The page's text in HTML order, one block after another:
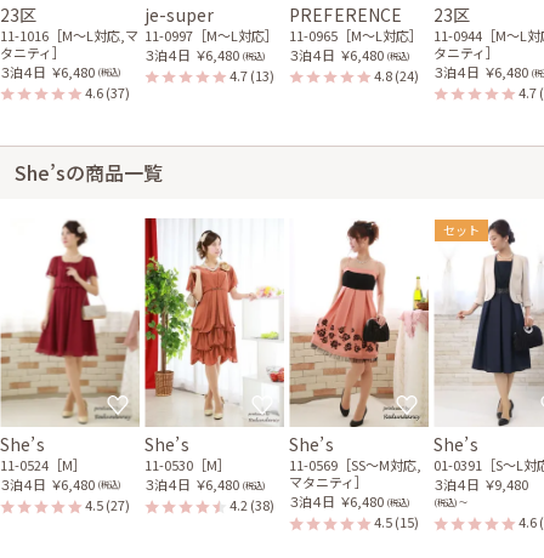
23区
11-1016［M〜L対応,マ
タニティ］
３泊４日 ￥6,480 (税込)
4.6(37)
je-super
11-0997［M〜L対応］
３泊４日 ￥6,480 (税込)
4.7(13)
PREFERENCE
11-0965［M〜L対応］
３泊４日 ￥6,480 (税込)
4.8(24)
23区
11-0944［M〜L
タニティ］
３泊４日 ￥6,480 (
4.7
She’sの商品一覧
She’s
11-0524［M］
３泊４日 ￥6,480 (税込)
4.5(27)
She’s
11-0530［M］
３泊４日 ￥6,480 (税込)
4.2(38)
She’s
11-0569［SS〜M対応,
マタニティ］
３泊４日 ￥6,480 (税込)
4.5(15)
セット
She’s
01-0391［S〜L対
３泊４日 ￥9,480
(税込) 〜
4.6